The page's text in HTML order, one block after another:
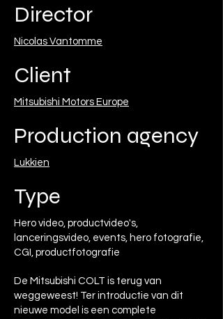
Director
Nicolas Vantomme
Client
Mitsubishi Motors Europe
Production agency
Lukkien
Type
Hero video, productvideo's,
lanceringsvideo, events, hero fotografie,
CGI, productfotografie
De Mitsubishi COLT is terug van
weggeweest! Ter introductie van dit
nieuwe model is een complete